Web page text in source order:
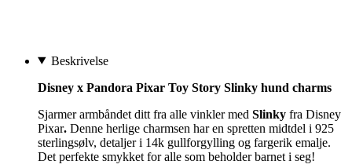
Beskrivelse
Disney x Pandora Pixar Toy Story Slinky hund charms
Sjarmer armbåndet ditt fra alle vinkler med Slinky fra Disney
Pixar. Denne herlige charmsen har en spretten midtdel i 925
sterlingsølv, detaljer i 14k gullforgylling og fargerik emalje.
Det perfekte smykket for alle som beholder barnet i seg!